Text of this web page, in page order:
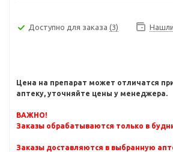
Доступно для заказа (3)
Цена на препарат может отличатся
аптеку, уточняйте цены у менеджера.
ВАЖНО!
Заказы обрабатываются только в
Заказы доставляются в выбранную